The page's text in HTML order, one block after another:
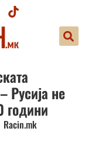
Русија не
години
Racin.mk